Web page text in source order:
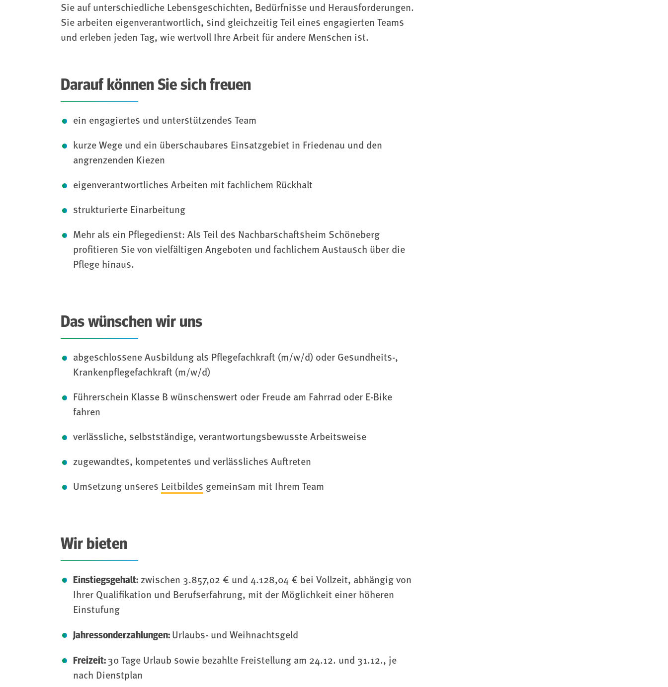
Sie auf unterschiedliche Lebensgeschichten, Bedürfnisse und Herausforderungen.
Sie arbeiten eigenverantwortlich, sind gleichzeitig Teil eines engagierten Teams
und erleben jeden Tag, wie wertvoll Ihre Arbeit für andere Menschen ist.
Darauf können Sie sich freuen
ein engagiertes und unterstützendes Team
kurze Wege und ein überschaubares Einsatzgebiet in Friedenau und den
angrenzenden Kiezen
eigenverantwortliches Arbeiten mit fachlichem Rückhalt
strukturierte Einarbeitung
Mehr als ein Pflegedienst: Als Teil des Nachbarschaftsheim Schöneberg
profitieren Sie von vielfältigen Angeboten und fachlichem Austausch über die
Pflege hinaus.
Das wünschen wir uns
abgeschlossene Ausbildung als Pflegefachkraft (m/w/d) oder Gesundheits-,
Krankenpflegefachkraft (m/w/d)
Führerschein Klasse B wünschenswert oder Freude am Fahrrad oder E-Bike
fahren
verlässliche, selbstständige, verantwortungsbewusste Arbeitsweise
zugewandtes, kompetentes und verlässliches Auftreten
Umsetzung unseres Leitbildes gemeinsam mit Ihrem Team
Wir bieten
Einstiegsgehalt: zwischen 3.857,02 € und 4.128,04 € bei Vollzeit, abhängig von
Ihrer Qualifikation und Berufserfahrung, mit der Möglichkeit einer höheren
Einstufung
Jahressonderzahlungen: Urlaubs- und Weihnachtsgeld
Freizeit: 30 Tage Urlaub sowie bezahlte Freistellung am 24.12. und 31.12., je
nach Dienstplan